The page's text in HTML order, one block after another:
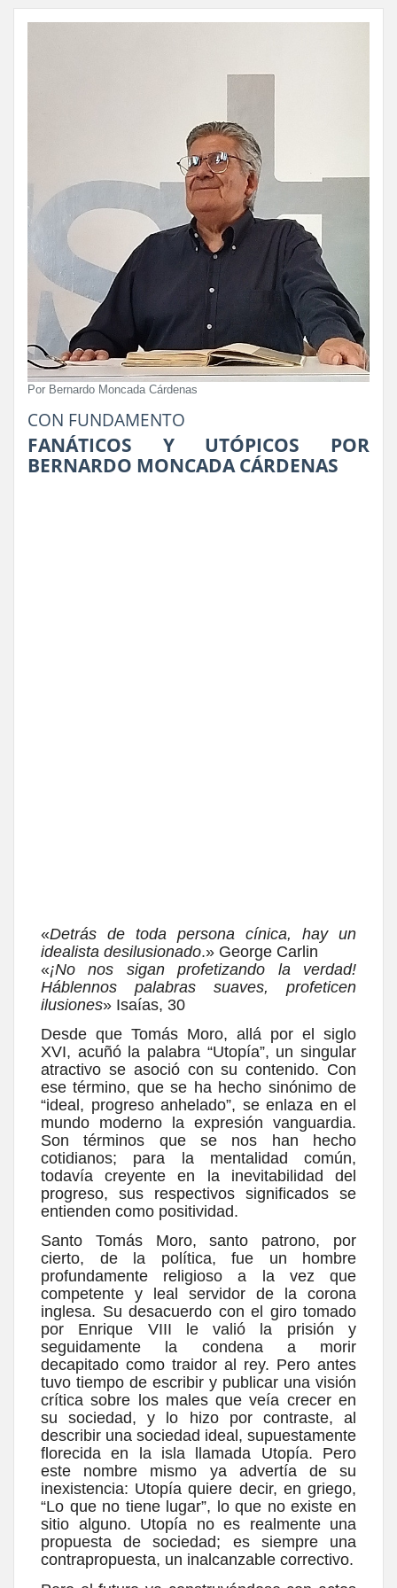
Por Bernardo Moncada Cárdenas
CON FUNDAMENTO
FANÁTICOS Y UTÓPICOS POR
BERNARDO MONCADA CÁRDENAS
«Detrás de toda persona cínica, hay un
idealista desilusionado.» George Carlin
«¡No nos sigan profetizando la verdad!
Háblennos palabras suaves, profeticen
ilusiones» Isaías, 30
Desde que Tomás Moro, allá por el siglo
XVI, acuñó la palabra “Utopía”, un singular
atractivo se asoció con su contenido. Con
ese término, que se ha hecho sinónimo de
“ideal, progreso anhelado”, se enlaza en el
mundo moderno la expresión vanguardia.
Son términos que se nos han hecho
cotidianos; para la mentalidad común,
todavía creyente en la inevitabilidad del
progreso, sus respectivos significados se
entienden como positividad.
Santo Tomás Moro, santo patrono, por
cierto, de la política, fue un hombre
profundamente religioso a la vez que
competente y leal servidor de la corona
inglesa. Su desacuerdo con el giro tomado
por Enrique VIII le valió la prisión y
seguidamente la condena a morir
decapitado como traidor al rey. Pero antes
tuvo tiempo de escribir y publicar una visión
crítica sobre los males que veía crecer en
su sociedad, y lo hizo por contraste, al
describir una sociedad ideal, supuestamente
florecida en la isla llamada Utopía. Pero
este nombre mismo ya advertía de su
inexistencia: Utopía quiere decir, en griego,
“Lo que no tiene lugar”, lo que no existe en
sitio alguno. Utopía no es realmente una
propuesta de sociedad; es siempre una
contrapropuesta, un inalcanzable correctivo.